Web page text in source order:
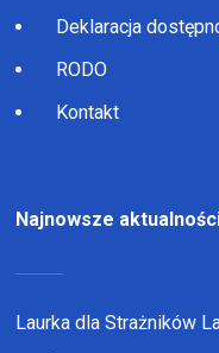
Deklaracja
RODO
Kontakt
Najnowsze
Laurka dla Strażników